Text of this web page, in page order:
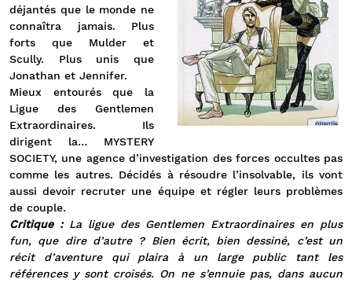
déjantés que le monde ne
connaîtra jamais. Plus
forts que Mulder et
Scully. Plus unis que
Jonathan et Jennifer.
Mieux entourés que la
Ligue des Gentlemen
Extraordinaires. Ils
dirigent la… MYSTERY
SOCIETY, une agence d’investigation des forces occultes pas
comme les autres. Décidés à résoudre l’insolvable, ils vont
aussi devoir recruter une équipe et régler leurs problèmes
de couple.
Critique :La ligue des Gentlemen Extraordinaires en plus
fun, que dire d’autre ? Bien écrit, bien dessiné, c’est un
récit d’aventure qui plaira à un large public tant les
références y sont croisés. On ne s’ennuie pas, dans aucun